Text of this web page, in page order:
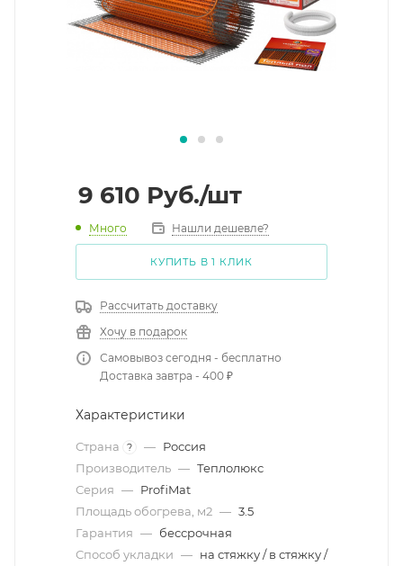
9 610 Руб./шт
Много Нашли дешевле?
КУПИТЬ В 1 КЛИК
Рассчитать доставку
Хочу в подарок
Самовывоз сегодня - бесплатно
Доставка завтра - 400 ₽
Характеристики
Страна ? — Россия
Производитель — Теплолюкс
Серия — ProfiMat
Площадь обогрева, м2 — 3.5
Гарантия — бессрочная
Способ укладки — на стяжку / в стяжку /